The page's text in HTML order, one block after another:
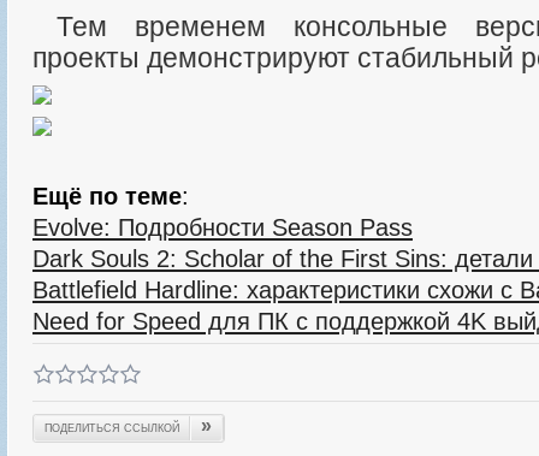
Тем временем консольные версии и мобильные
проекты демонстрируют стабильный
Ещё по теме:
Evolve: Подробности Season Pass
Dark Souls 2: Scholar of the First Sins:
Battlefield Hardline: характеристики схожи с
Need for Speed для ПК с поддержкой 4K
ПОДЕЛИТЬСЯ ССЫЛКОЙ »